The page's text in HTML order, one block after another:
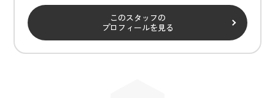
このスタッフの
プロフィールを見る